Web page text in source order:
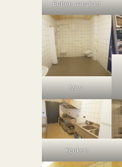
Buiten aanzicht
Miva
Keuken